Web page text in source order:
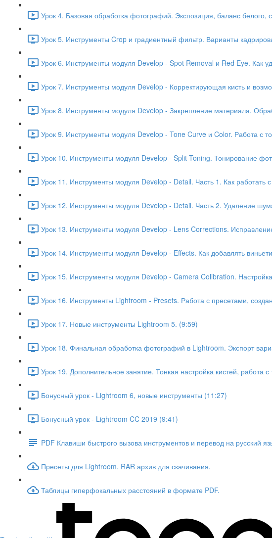
Урок 4. Базовая обработка фотографий. Экспозиция, баланс
Урок 5. Инструменты Crop и градиентный фильтр. Варианты
Урок 6. Инструменты модуля Develop - Spot Removal и Red Eye. Как
Урок 7. Инструменты модуля Develop - Корректирующая кисть и
Урок 8. Инструменты модуля Develop - Закрепление материала.
Урок 9. Инструменты модуля Develop - Tone Curve и Color. Работа с
Урок 10. Инструменты модуля Develop - Split Toning. Тонирование
Урок 11. Инструменты модуля Develop - Detail. Часть 1. Как
Урок 12. Инструменты модуля Develop - Detail. Часть 2. Удаление
Урок 13. Инструменты модуля Develop - Lens Corrections.
Урок 14. Инструменты модуля Develop - Effects. Как добавлять
Урок 15. Инструменты модуля Develop - Camera Colibration.
Урок 16. Инструменты Lightroom - Presets. Работа с пресетами,
Урок 17. Новые инструменты Lightroom 5. (9:59)
Урок 18. Финальная обработка фотографий в Lightroom. Экспорт
Урок 19. Дополнительное занятие. Тонкая настройка кистей, работа
Бонусный урок - Lightroom 6, новые инструменты (11:27)
Бонусный урок - Lightroom CC 2019 (9:41)
PDF Клавиши быстрого вызова инструментов и перевод на русский
Пресеты для Lightroom. RAR архив для скачивания.
Таблицы гиперфокальных расстояний в формате PDF.